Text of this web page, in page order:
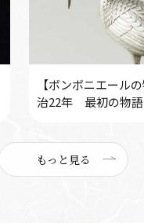
【ボンボニエール
治22年 最初の物語
もっと見る